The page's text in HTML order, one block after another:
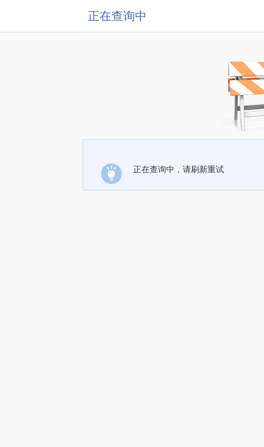
正在查询中
正在查询中，请刷新重试